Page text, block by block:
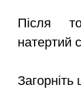
Після
натертий
Загорніть